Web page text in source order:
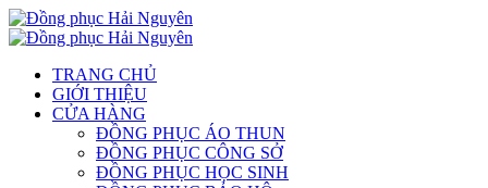
TRANG CHỦ
GIỚI THIỆU
CỬA HÀNG
ĐỒNG PHỤC ÁO THUN
ĐỒNG PHỤC CÔNG SỞ
ĐỒNG PHỤC HỌC SINH